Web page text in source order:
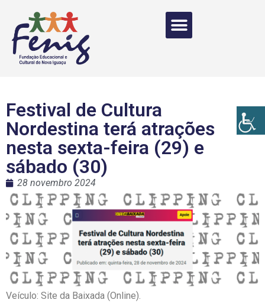
Festival de Cultura
Nordestina terá atrações
nesta sexta-feira (29) e
sábado (30)
28 novembro 2024
Veículo: Site da Baixada (Online).